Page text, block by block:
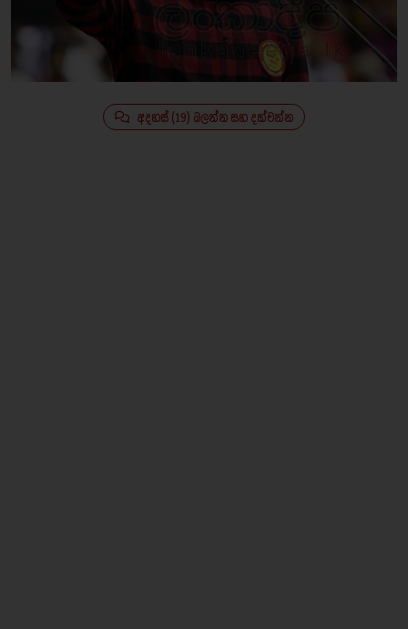
අදහස් (19) බලන්න සහ දක්වන්න